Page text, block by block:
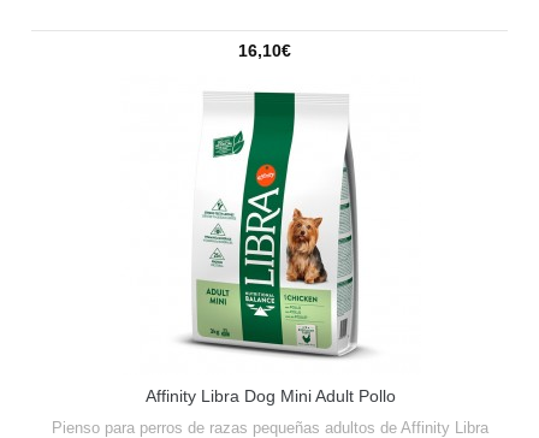
16,10€
Affinity Libra Dog Mini Adult Pollo
Pienso para perros de razas pequeñas adultos de Affinity Libra